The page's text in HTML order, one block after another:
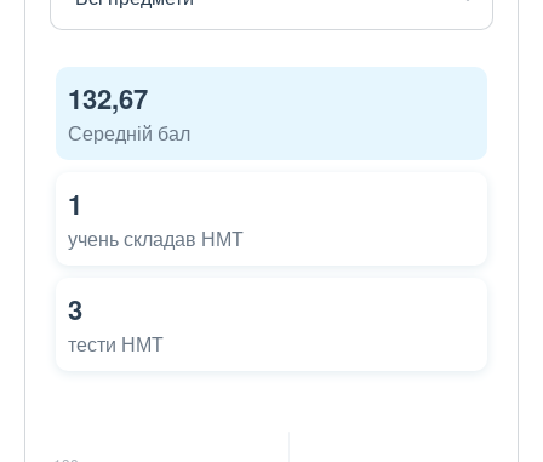
132,67
Середній бал
1
учень складав НМТ
3
тести НМТ